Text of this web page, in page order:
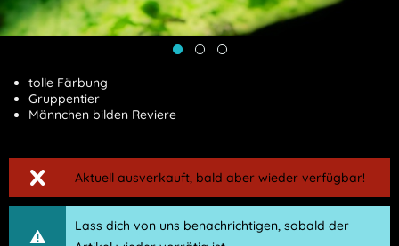
tolle Färbung
Gruppentier
Männchen bilden Reviere
Aktuell ausverkauft, bald aber wieder verfügbar!
Lass dich von uns benachrichtigen, sobald der